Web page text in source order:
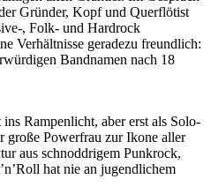
Gründer, Kopf und Querflötist
, Folk- und Hardrock
Verhältnisse geradezu freundlich:
Bandnamen nach 18
Rampenlicht, aber erst als Solo-
große Powerfrau zur Ikone aller
aus schnoddrigem Punkrock,
hat nie an jugendlichem